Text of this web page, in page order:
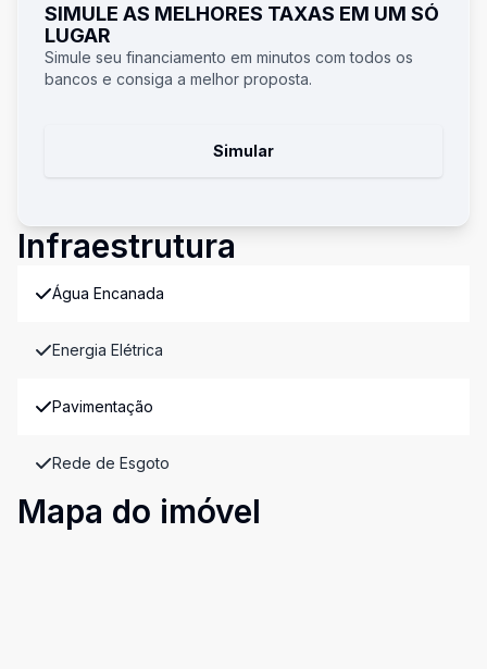
SIMULE AS MELHORES TAXAS EM UM SÓ
LUGAR
Simule seu financiamento em minutos com todos os
bancos e consiga a melhor proposta.
Simular
Infraestrutura
Água Encanada
Energia Elétrica
Pavimentação
Rede de Esgoto
Mapa do imóvel